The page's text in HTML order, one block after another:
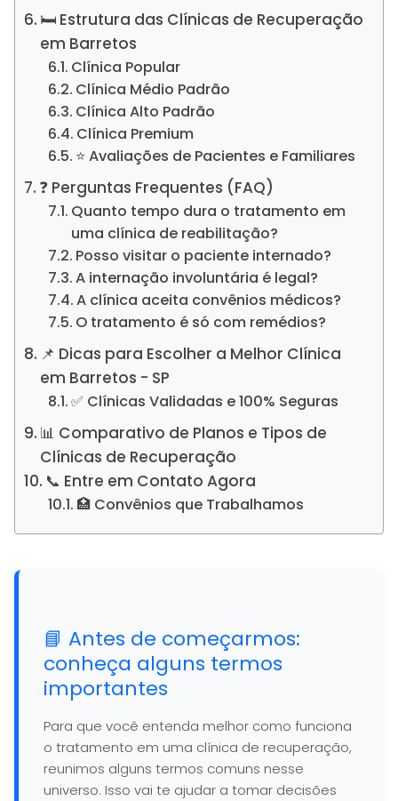
🛏️ Estrutura das Clínicas de Recuperação
em Barretos
Clínica Popular
Clínica Médio Padrão
Clínica Alto Padrão
Clínica Premium
⭐ Avaliações de Pacientes e Familiares
❓ Perguntas Frequentes (FAQ)
Quanto tempo dura o tratamento em
uma clínica de reabilitação?
Posso visitar o paciente internado?
A internação involuntária é legal?
A clínica aceita convênios médicos?
O tratamento é só com remédios?
📌 Dicas para Escolher a Melhor Clínica
em Barretos - SP
✅ Clínicas Validadas e 100% Seguras
📊 Comparativo de Planos e Tipos de
Clínicas de Recuperação
📞 Entre em Contato Agora
🏥 Convênios que Trabalhamos
📘 Antes de começarmos:
conheça alguns termos
importantes
Para que você entenda melhor como funciona
o tratamento em uma clínica de recuperação,
reunimos alguns termos comuns nesse
universo. Isso vai te ajudar a tomar decisões